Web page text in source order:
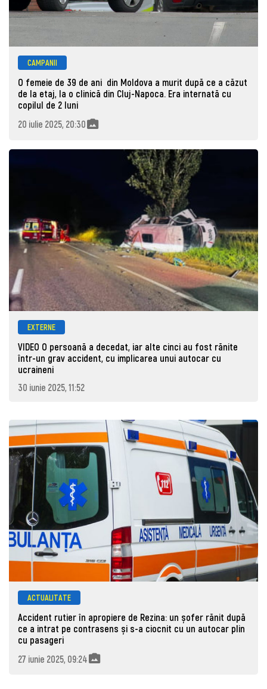
CAMPANII
O femeie de 39 de ani din Moldova a murit după ce a căzut
de la etaj, la o clinică din Cluj-Napoca. Era internată cu
copilul de 2 luni
20 iulie 2025, 20:30
EXTERNE
VIDEO O persoană a decedat, iar alte cinci au fost rănite
într-un grav accident, cu implicarea unui autocar cu
ucraineni
30 iunie 2025, 11:52
ACTUALITATE
Accident rutier în apropiere de Rezina: un șofer rănit după
ce a intrat pe contrasens și s-a ciocnit cu un autocar plin
cu pasageri
27 iunie 2025, 09:24